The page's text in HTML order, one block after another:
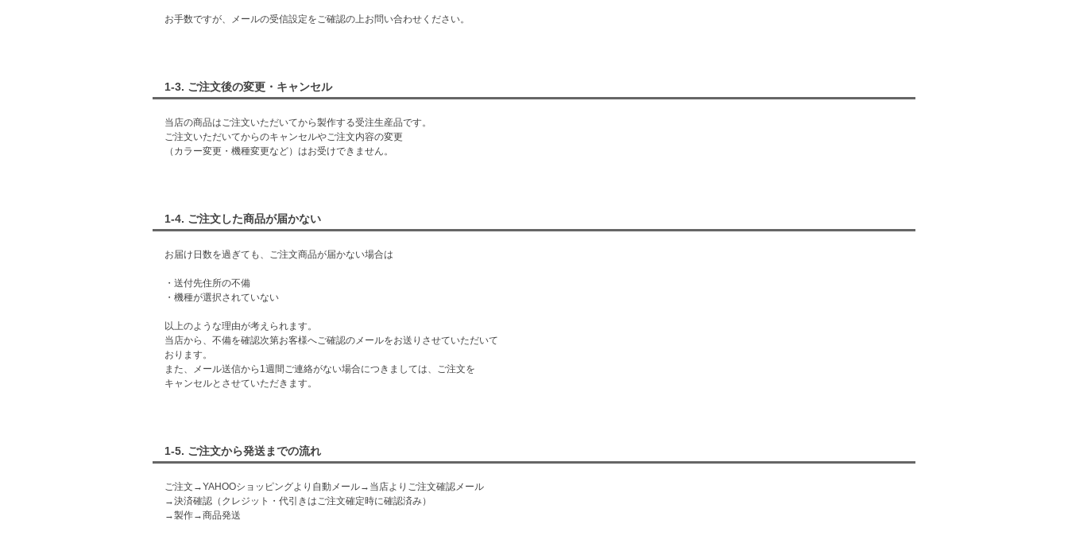
お手数ですが、メールの受信設定をご確認の上お問い合わせください。
1-3. ご注文後の変更・キャンセル
当店の商品はご注文いただいてから製作する受注生産品です。
ご注文いただいてからのキャンセルやご注文内容の変更
（カラー変更・機種変更など）はお受けできません。
1-4. ご注文した商品が届かない
お届け日数を過ぎても、ご注文商品が届かない場合は
・送付先住所の不備
・機種が選択されていない
以上のような理由が考えられます。
当店から、不備を確認次第お客様へご確認のメールをお送りさせていただいて
おります。
また、メール送信から1週間ご連絡がない場合につきましては、ご注文を
キャンセルとさせていただきます。
1-5. ご注文から発送までの流れ
ご注文→YAHOOショッピングより自動メール→当店よりご注文確認メール
→決済確認（クレジット・代引きはご注文確定時に確認済み）
→製作→商品発送